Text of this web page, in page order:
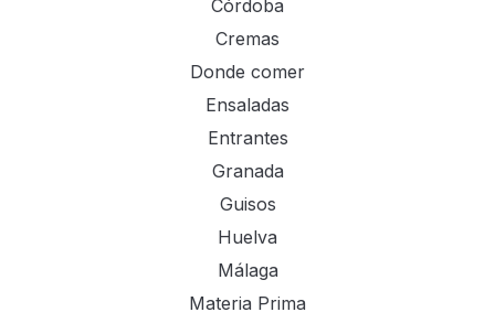
Córdoba
Cremas
Donde comer
Ensaladas
Entrantes
Granada
Guisos
Huelva
Málaga
Materia Prima